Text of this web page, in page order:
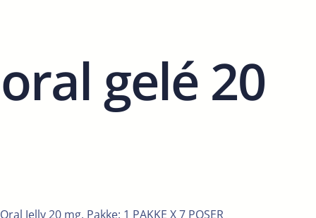
gelé 20
Jelly 20 mg. Pakke: 1 PAKKE X 7 POSER